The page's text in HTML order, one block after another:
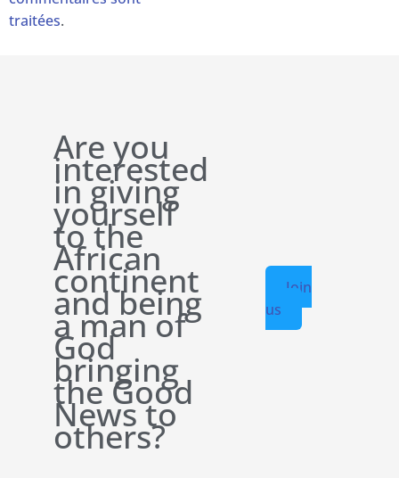
traitées.
Are you
interested
in giving
yourself
to the
African
continent
and being
a man of
God
bringing
the Good
News to
others?
Join
us